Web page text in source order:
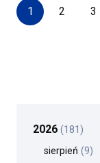
1 2 3
2026 (181)
sierpień (9)